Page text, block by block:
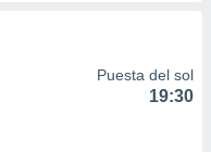
Puesta del sol
19:30